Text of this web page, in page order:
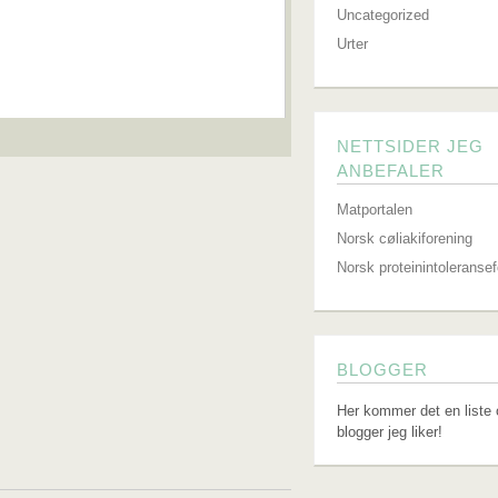
Uncategorized
Urter
NETTSIDER JEG
ANBEFALER
Matportalen
Norsk cøliakiforening
Norsk
BLOGGER
Her kommer det en liste
blogger jeg liker!